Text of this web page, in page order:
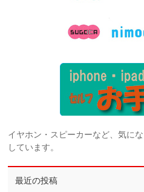
イヤホン・スピーカーなど、気に
しています。
最近の投稿